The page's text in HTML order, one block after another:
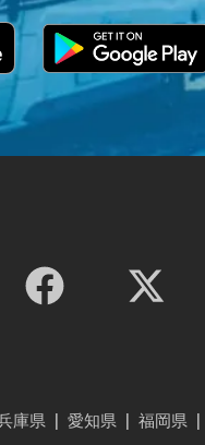
庫県 愛知県 福岡県